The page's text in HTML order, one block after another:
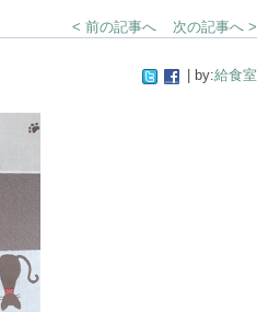
< 前の記事へ 次の記事へ >
| by:給食室